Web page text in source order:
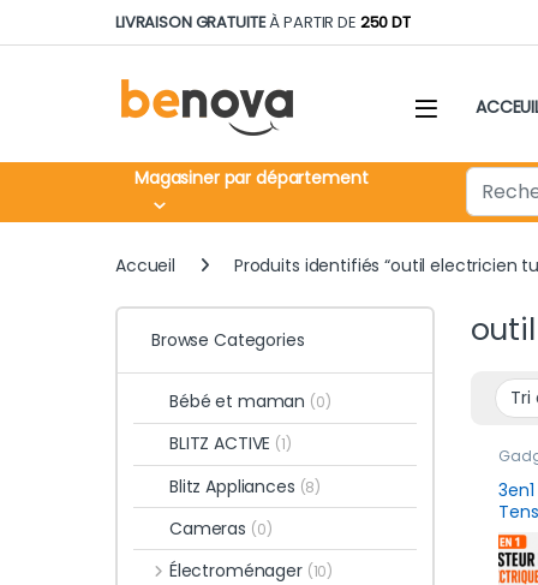
Skip to navigation
Skip to contentLIVRAISON GRATUITEÀ PARTIR DE 250 DT
Magasiner par département Search
Accueil Produits identifiés “outil electricien
jours
Browse Categories
Bébé et maman (0)
BLITZ ACTIVE (1)
Blitz Appliances (8)
Cameras (0)
Électroménager (10)